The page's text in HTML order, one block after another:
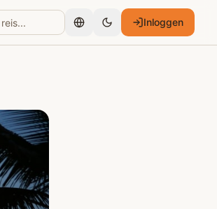
Nederlands Inloggen